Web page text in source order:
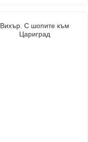
Вихър. С шопите към
Цариград